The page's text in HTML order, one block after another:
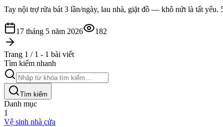
Tay nội trợ rửa bát 3 lần/ngày, lau nhà, giặt đồ — khô nứt là tất yếu.
17 tháng 5 năm 2026 182
Trang 1 / 1 - 1 bài viết
Tìm kiếm nhanh
Tìm kiếm
Danh mục
1
Vệ sinh nhà cửa